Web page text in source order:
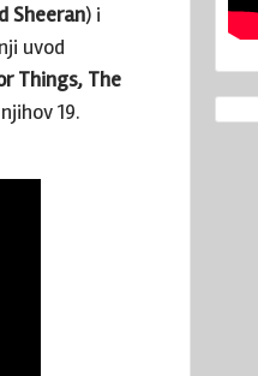
Sheeran) i
uvod
Things, The
19.